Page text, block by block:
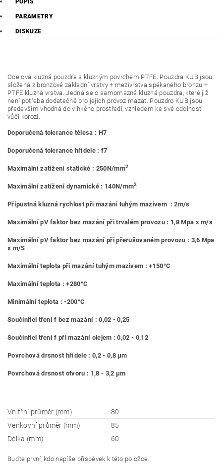
POPIS
PARAMETRY
DISKUZE
Ocelová kluzná pouzdra s kluzným povrchem PTFE. Pouzdra KUB jsou
složená z bronzové základní vrstvy + mezivrstva spékaného bronzu +
PTFE kluzná vrstva. Jedná se o samomazná kluzná pouzdra, které již
není potřeba dodatečně pro jejich provoz mazat. Pouzdro KUB jsou
především vhodná do vlhkého prostředí, vzhledem ke své odolnosti
vůči korozi.
Doporučená tolerance tělesa : H7
Doporučená tolerance hřídele : f7
Maximální zatížení statické : 250N/mm2
Maximální zatížení dynamické : 140N/mm2
Přípustná kluzná rychlost při mazání tuhým mazivem : 2m/s
Maximální pV faktor bez mazání při trvalém provozu : 1,8 Mpa x m/s
Maximální pV faktor bez mazání při přerušovaném provozu : 3,6 Mpa
x m/S
Maximální teplota při mazání tuhým mazivem : +150°C
Maximální teplota : +280°C
Minimální teplota : -200°C
Součinitel tření f bez mazání : 0,02 - 0,25
Součinitel tření f při mazání olejem : 0,02 - 0,12
Povrchová drsnost hřídele : 0,2 - 0,8 μm
Povrchová drsnost otvoru : 1,8 - 3,2 μm
Vnitřní průměr (mm)
80
Venkovní průměr (mm)
85
Délka (mm)
60
Buďte první, kdo napíše příspěvek k této položce.